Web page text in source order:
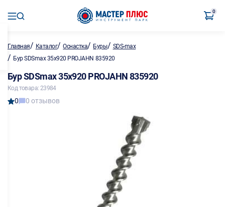
0
Главная/ Каталог/Оснастка/ Буры/ SDS-max
/ Бур SDSmax 35х920 PROJAHN 835920
Бур SDSmax 35х920 PROJAHN 835920
Код товара: 23984
0 0 отзывов